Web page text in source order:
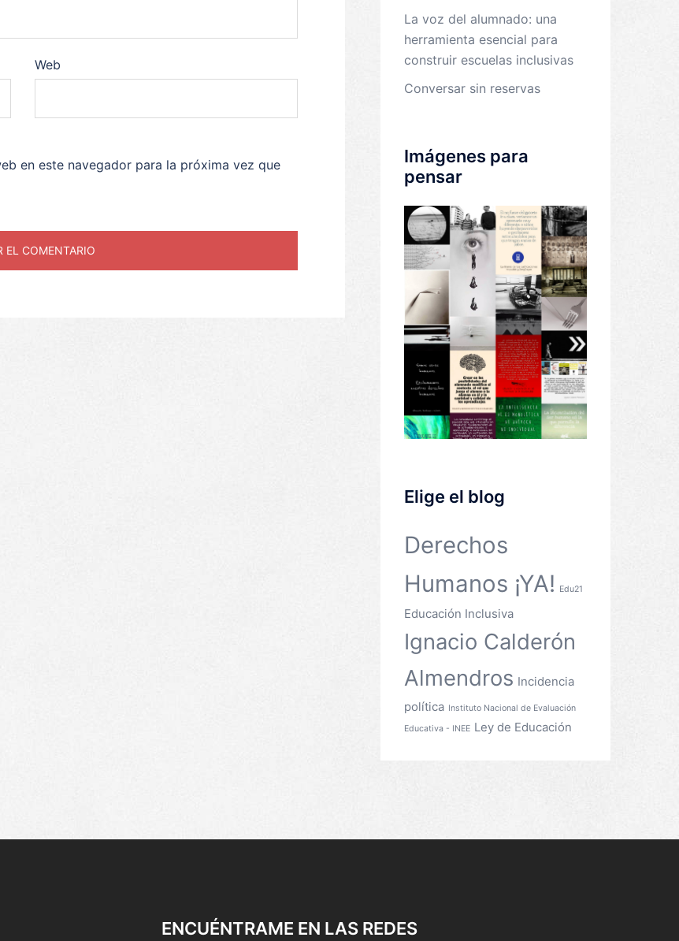
Web
en este navegador para la próxima vez que
La voz del alumnado: una
herramienta esencial para
construir escuelas inclusivas
Conversar sin reservas
Imágenes para
pensar
Elige el blog
Derechos
Humanos ¡YA!
Edu21
Educación Inclusiva
Ignacio Calderón
Almendros Incidencia
política Instituto Nacional de Evaluación
Educativa - INEE Ley de Educación
ENCUÉNTRAME EN LAS REDES